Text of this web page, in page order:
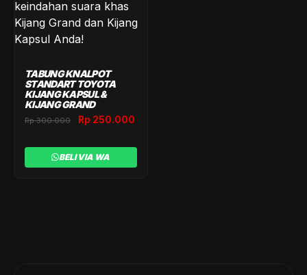
TABUNG KNALPOT
STANDART TOYOTA
KIJANG KAPSUL &
KIJANG GRAND
Rp300.000
Original
was:
Rp 300.000.
Rp 250.000
is:
BELI VIA WA